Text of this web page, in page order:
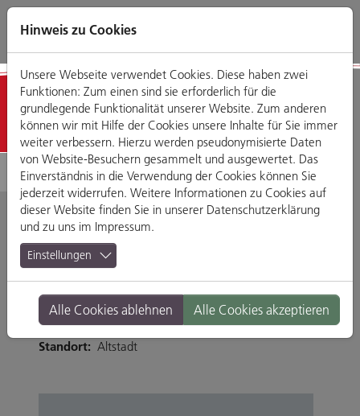
Direkt
zum
Zum
Hauptmenü
Zum
Footermenü
Zur
Website-
Detailansicht
EDEKA Pirzer
Residenzstraße 3, 93047 Regensburg
Tel. 094128048960
Branche: Ernährung & Genuss
Standort: Altstadt
Hinweis zu Cookies
Unsere Webseite verwendet Cookies. Diese haben zwei
Funktionen: Zum einen sind sie erforderlich für die
grundlegende Funktionalität unserer Website. Zum anderen
können wir mit Hilfe der Cookies unsere Inhalte für Sie immer
weiter verbessern. Hierzu werden pseudonymisierte Daten
von Website-Besuchern gesammelt und ausgewertet. Das
Einverständnis in die Verwendung der Cookies können Sie
jederzeit widerrufen. Weitere Informationen zu Cookies auf
dieser Website finden Sie in unserer Datenschutzerklärung
und zu uns im Impressum.
Einstellungen
Alle Cookies ablehnen Alle Cookies akzeptieren